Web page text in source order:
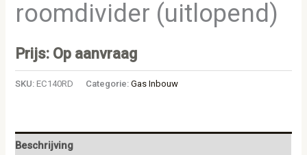
roomdivider (uitlopend)
Prijs: Op aanvraag
SKU:EC140RD Categorie:Gas Inbouw
Beschrijving